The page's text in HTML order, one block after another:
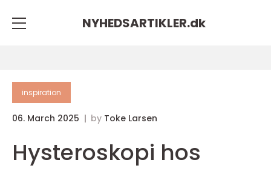
NYHEDSARTIKLER.dk
inspiration
06. March 2025 by Toke Larsen
Hysteroskopi hos